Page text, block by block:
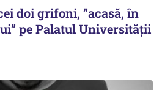
doi grifoni, ”acasă, în
pe Palatul Universității